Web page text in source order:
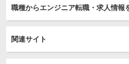
職種からエンジニア転職・求人情報
関連サイト